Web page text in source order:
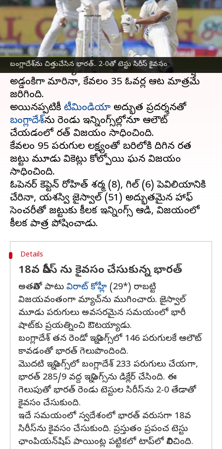
బంగ్లాదేశ్‌ను చిత్తుచేసిన భారత్‌.. 2-0తో టెస్టు సిరీస్‌ కైవసం
వ్రాసిన వారు Jayachandra Akuri Oct 01, 2024 02:44 pm
ఈ వార్తాకథనం ఏంటి
భారత క్రికెట్ జట్టు మరోసారి అద్భుత విజయాన్ని
సాధించింది. మ్యాచ్‌కు మొదటి రెండు రోజులు వర్షం
అడ్డంకిగా మారినా, కేవలం 35 ఓవర్ల ఆట మాత్రమే
జరిగింది.
అయినప్పటికీ టీమిండియా అద్భుత ప్రదర్శనతో
బంగ్లాదేశ్‌ను రెండు ఇన్నింగ్స్‌ల్లోనూ ఆలౌట్
చేయడంలో భారత్ విజయం సాధించింది.
కేవలం 95 పరుగుల లక్ష్యంతో బరిలోకి దిగిన భారత
జట్టు మూడు వికెట్లు కోల్పోయి ఘన విజయం
సాధించింది.
ఓపెనర్‌ కెప్టెన్‌ రోహిత్‌ శర్మ (8), గిల్‌ (6) పెవిలియానికి
చేరినా, యశస్వి జైస్వాల్‌ (51) అద్భుతమైన హాఫ్
సెంచరీతో జట్టుకు కీలక ఇన్నింగ్స్ ఆడి, విజయంలో
Details
18వ సిరీస్ ను కైవసం చేసుకున్న భారత్
అతనితో పాటు విరాట్‌ కోహ్లీ (29*) రాబట్టి
విజయవంతంగా మ్యాచ్‌ను ముగించారు. జైస్వాల్‌
మూడు పరుగులు అవసరమైన సమయంలో భారీ
షాట్‌కు ప్రయత్నించి ఔటయ్యాడు.
బంగ్లాదేశ్‌ తన రెండో ఇన్నింగ్స్‌లో 146 పరుగులకే ఆలౌట్‌
కావడంతో భారత్ గెలుపొందింది.
మొదటి ఇన్నింగ్స్‌లో బంగ్లాదేశ్‌ 233 పరుగులు చేయగా,
భారత్‌ 285/9 వద్ద ఇన్నింగ్స్‌ను డిక్లేర్ చేసింది. ఈ
గెలుపుతో భారత్‌ రెండు టెస్టుల సిరీస్‌ను 2-0 తేడాతో
కైవసం చేసుకుంది.
ఇదే సమయంలో స్వదేశంలో భారత్ వరుసగా 18వ
సిరీస్‌‌ను కైవసం చేసుకుంది. ప్రస్తుతం ప్రపంచ టెస్టు
ఛాంపియన్‌షిప్‌ పాయింట్ల పట్టికలో టాప్‌లో నిలిచింది.